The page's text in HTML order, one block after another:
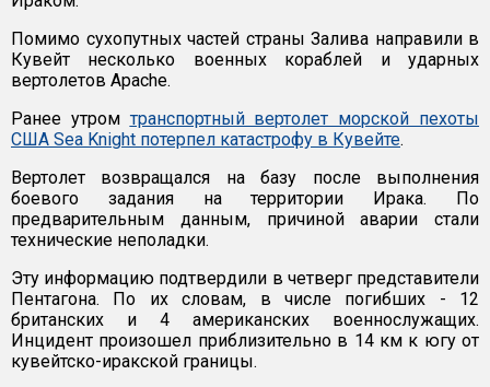
Помимо сухопутных частей страны Залива направили в
Кувейт несколько военных кораблей и ударных
вертолетов Apache.
Ранее утром транспортный вертолет морской пехоты
США Sea Knight потерпел катастрофу в Кувейте.
Вертолет возвращался на базу после выполнения
боевого задания на территории Ирака. По
предварительным данным, причиной аварии стали
технические неполадки.
Эту информацию подтвердили в четверг представители
Пентагона. По их словам, в числе погибших - 12
британских и 4 американских военнослужащих.
Инцидент произошел приблизительно в 14 км к югу от
кувейтско-иракской границы.